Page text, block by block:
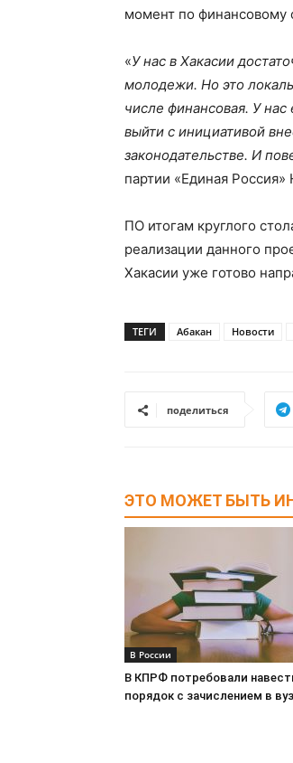
момент по финансовому
«У нас в Хакасии
молодежи. Но это
числе финансовая. У
выйти с инициативой
законодательстве. И
партии «Единая
ПО итогам круглого
реализации данного
Хакасии уже готово
ТЕГИ Абакан Новости
поделиться
ЭТО МОЖЕТ БЫТЬ
В России
В КПРФ потребовали
порядок с зачислением в